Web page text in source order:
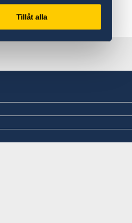
Tillåt alla